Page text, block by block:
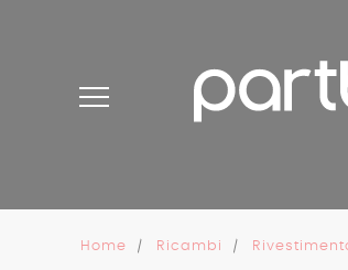
Home Ricambi